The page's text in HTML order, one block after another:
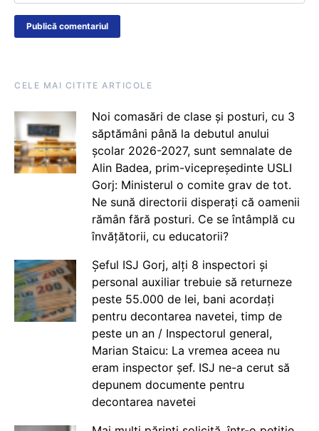
CELE MAI CITITE ARTICOLE
Noi comasări de clase și posturi, cu 3
săptămâni până la debutul anului
școlar 2026-2027, sunt semnalate de
Alin Badea, prim-vicepreședinte USLI
Gorj: Ministerul o comite grav de tot.
Ne sună directorii disperați că oamenii
rămân fără posturi. Ce se întâmplă cu
învățătorii, cu educatorii?
Șeful ISJ Gorj, alți 8 inspectori și
personal auxiliar trebuie să returneze
peste 55.000 de lei, bani acordați
pentru decontarea navetei, timp de
peste un an / Inspectorul general,
Marian Staicu: La vremea aceea nu
eram inspector șef. ISJ ne-a cerut să
depunem documente pentru
decontarea navetei